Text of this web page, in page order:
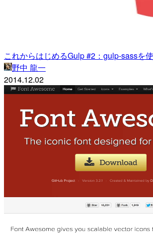
これからはじめるGulp #2：gulp-sassを
野中 龍一
2014.12.02